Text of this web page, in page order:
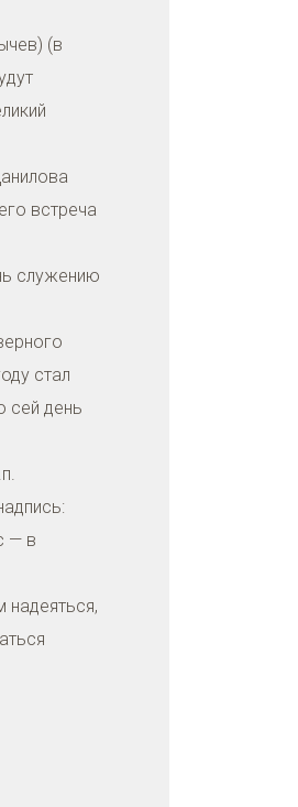
(в
встреча
служению
стал
сей день
— в
надеяться,